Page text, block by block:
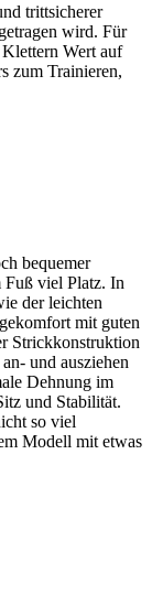
trittsicherer
wird. Für
Wert auf
zum Trainieren,
bequemer
Fuß viel Platz. In
der leichten
mit guten
Strickkonstruktion
und ausziehen
Dehnung im
und Stabilität.
so viel
Modell mit etwas